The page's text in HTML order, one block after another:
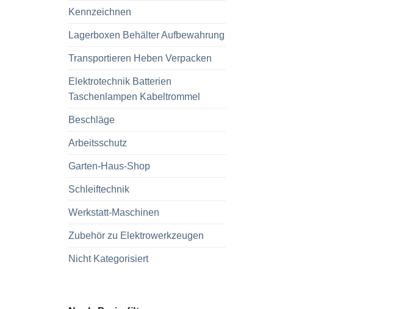
Kennzeichnen
Lagerboxen Behälter Aufbewahrung
Transportieren Heben Verpacken
Elektrotechnik Batterien
Taschenlampen Kabeltrommel
Beschläge
Arbeitsschutz
Garten-Haus-Shop
Schleiftechnik
Werkstatt-Maschinen
Zubehör zu Elektrowerkzeugen
Nicht Kategorisiert